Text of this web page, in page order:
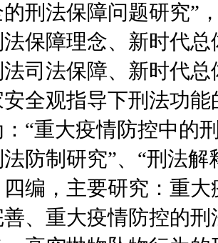
刑法保障问题研究”
保障理念、新时代
司法保障、新时代
全观指导下刑法功
“重大疫情防控中的
防制研究”、“刑法
编，主要研究：重
、重大疫情防控的